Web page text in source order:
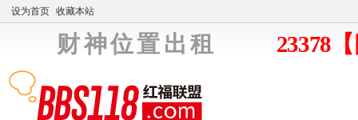
设为首页 收藏本站
财 神 位 置 出 租 23378